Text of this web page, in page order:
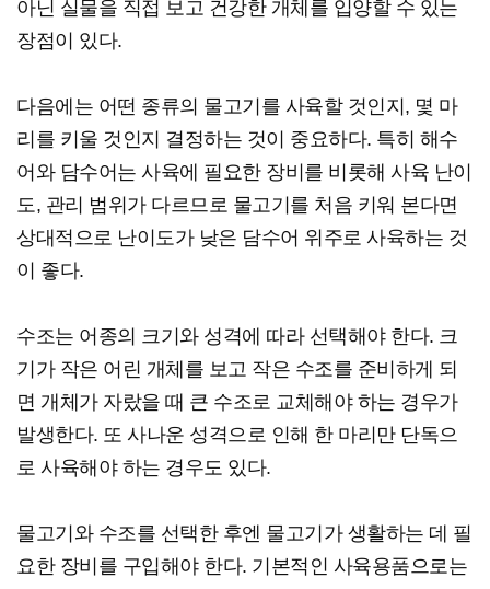
아닌 실물을 직접 보고 건강한 개체를 입양할 수 있는
장점이 있다.
다음에는 어떤 종류의 물고기를 사육할 것인지, 몇 마
리를 키울 것인지 결정하는 것이 중요하다. 특히 해수
어와 담수어는 사육에 필요한 장비를 비롯해 사육 난이
도, 관리 범위가 다르므로 물고기를 처음 키워 본다면
상대적으로 난이도가 낮은 담수어 위주로 사육하는 것
이 좋다.
수조는 어종의 크기와 성격에 따라 선택해야 한다. 크
기가 작은 어린 개체를 보고 작은 수조를 준비하게 되
면 개체가 자랐을 때 큰 수조로 교체해야 하는 경우가
발생한다. 또 사나운 성격으로 인해 한 마리만 단독으
로 사육해야 하는 경우도 있다.
물고기와 수조를 선택한 후엔 물고기가 생활하는 데 필
요한 장비를 구입해야 한다. 기본적인 사육용품으로는